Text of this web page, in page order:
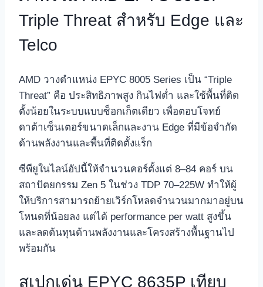
Triple Threat สำหรับ Edge และ
Telco
AMD วางตำแหน่ง EPYC 8005 Series เป็น “Triple
Threat” คือ ประสิทธิภาพสูง กินไฟต่ำ และใช้พื้นที่ติด
ตั้งน้อยในระบบแบบซ็อกเก็ตเดียว เพื่อตอบโจทย์
ดาต้าเซ็นเตอร์ขนาดเล็กและงาน Edge ที่มีข้อจำกัด
ด้านพลังงานและพื้นที่ติดตั้งแร็ก
ซีพียูในไลน์อัปนี้ให้จำนวนคอร์ตั้งแต่ 8–84 คอร์ บน
สถาปัตยกรรม Zen 5 ในช่วง TDP 70–225W ทำให้ผู้
ให้บริการสามารถย้ายเวิร์กโหลดจำนวนมากมาอยู่บน
โหนดที่น้อยลง แต่ได้ performance per watt สูงขึ้น
และลดต้นทุนด้านพลังงานและโครงสร้างพื้นฐานไป
พร้อมกัน
สเปกเด่น EPYC 8635P เทียบ